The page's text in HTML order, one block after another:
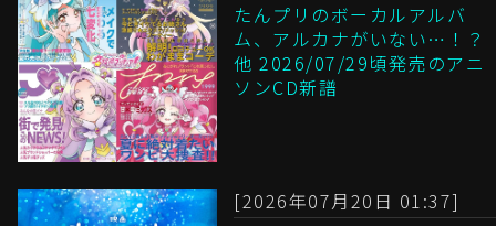
たんプリのボーカルアルバ
ム、アルカナがいない…！？
他 2026/07/29頃発売のアニ
ソンCD新譜
[2026年07月20日 01:37]